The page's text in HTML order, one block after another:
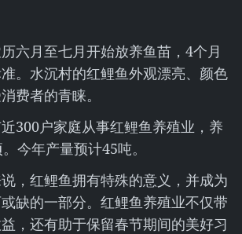
六月至七月开始放养鱼苗，4个月
。水沉村的红鲤鱼外观漂亮、颜色
费者的青睐。
300户家庭从事红鲤鱼养殖业，养
今年产量预计45吨。
，红鲤鱼拥有特殊的意义，并成为
缺的一部分。红鲤鱼养殖业不仅带
，还有助于保留春节期间的美好习